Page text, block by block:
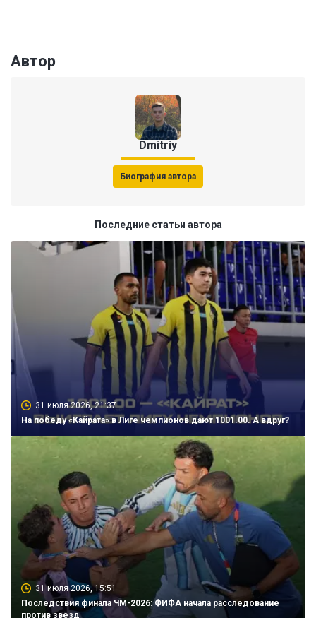
Автор
Dmitriy
Биография автора
Последние статьи автора
31 июля 2026, 21:37
На победу «Кайрата» в Лиге чемпионов дают 1001.00. А вдруг?
31 июля 2026, 15:51
Последствия финала ЧМ-2026: ФИФА начала расследование
против звезд